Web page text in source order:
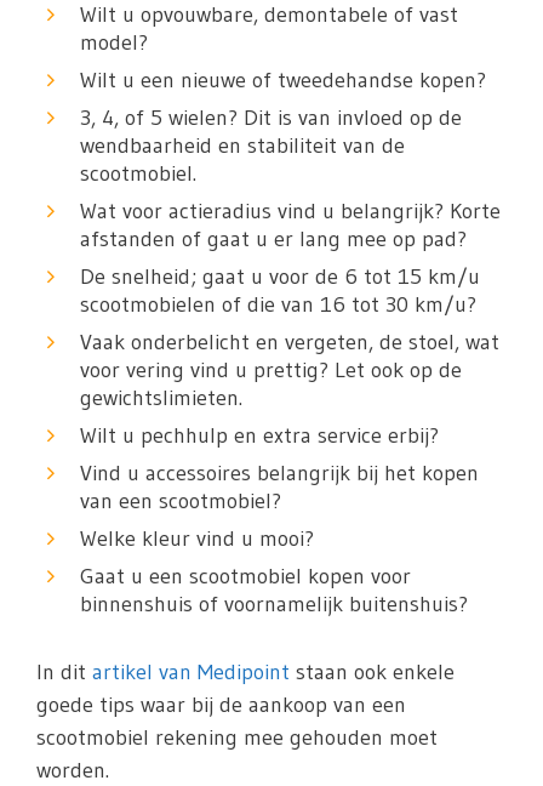
Wilt u opvouwbare, demontabele of vast
model?
Wilt u een nieuwe of tweedehandse kopen?
3, 4, of 5 wielen? Dit is van invloed op de
wendbaarheid en stabiliteit van de
scootmobiel.
Wat voor actieradius vind u belangrijk? Korte
afstanden of gaat u er lang mee op pad?
De snelheid; gaat u voor de 6 tot 15 km/u
scootmobielen of die van 16 tot 30 km/u?
Vaak onderbelicht en vergeten, de stoel, wat
voor vering vind u prettig? Let ook op de
gewichtslimieten.
Wilt u pechhulp en extra service erbij?
Vind u accessoires belangrijk bij het kopen
van een scootmobiel?
Welke kleur vind u mooi?
Gaat u een scootmobiel kopen voor
binnenshuis of voornamelijk buitenshuis?
In dit artikel van Medipoint staan ook enkele
goede tips waar bij de aankoop van een
scootmobiel rekening mee gehouden moet
worden.